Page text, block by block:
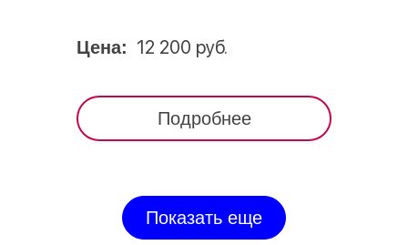
Цена: 12 200 руб.
Подробнее
Показать еще